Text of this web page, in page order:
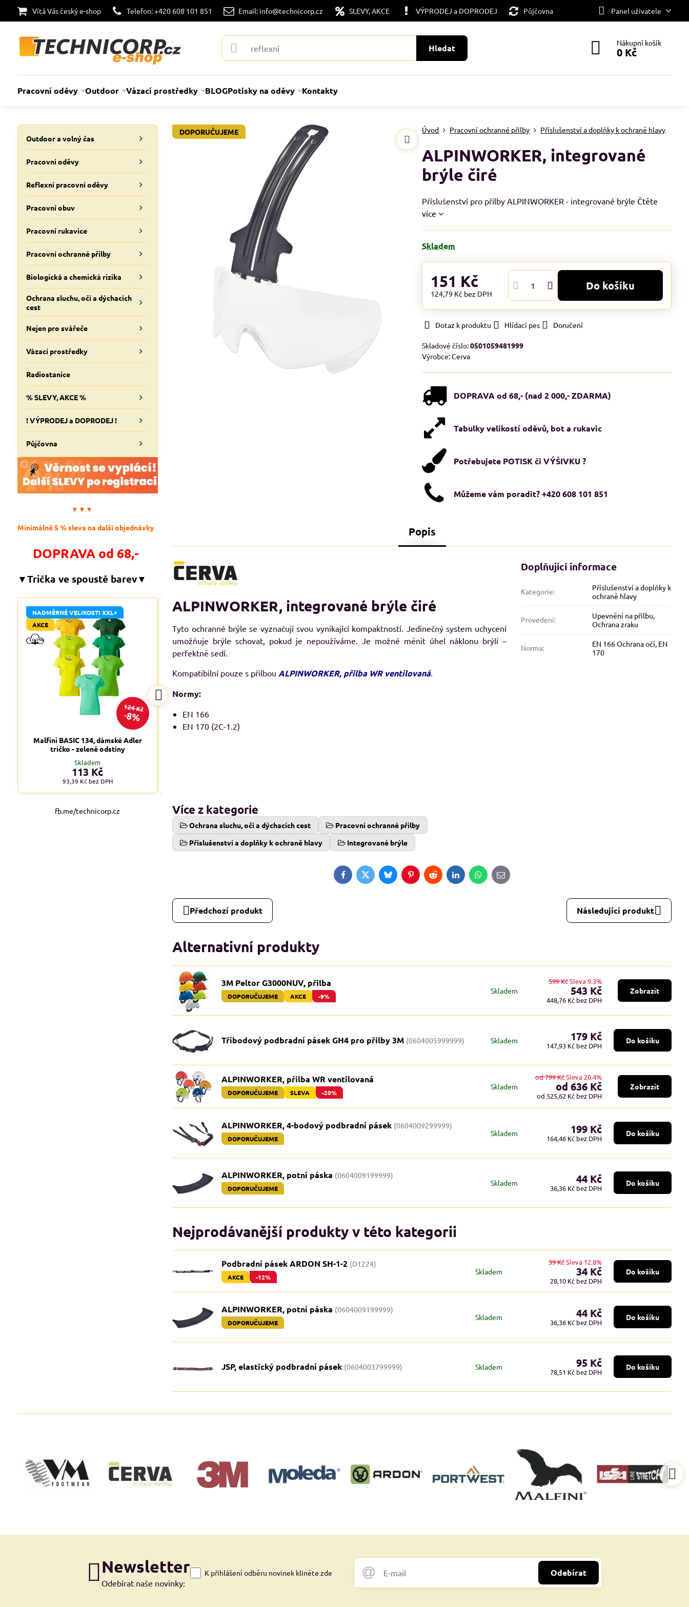
Vítá Vás český e-shop Telefon: +420 608 101 851 Email: info@technicorp.cz SLEVY, AKCE VÝPRODEJ a DOPRODEJ Půjčovna Panel uživatele
Hledat Nákupní košík
0 Kč
Pracovní oděvy Outdoor Vázací prostředky BLOGPotisky na oděvy Kontakty
DOPORUČUJEME Úvod Pracovní ochranné přilby Příslušenství a doplňky k ochraně hlavy
ALPINWORKER, integrované
brýle čiré
Příslušenství pro přilby ALPINWORKER - integrované brýle Čtěte
více
Skladem
151 Kč
124,79 Kč bez DPH
Do košíku
Dotaz k produktu Hlídací pes Doručení
Skladové číslo:0501059481999
Výrobce:Cerva
DOPRAVA od 68,- (nad 2 000,- ZDARMA)
Tabulky velikostí oděvů, bot a rukavic
Potřebujete POTISK či VÝŠIVKU ?
Můžeme vám poradit? +420 608 101 851
Popis
ALPINWORKER, integrované brýle čiré
Tyto ochranné brýle se vyznačují svou vynikající kompaktností. Jedinečný system uchycení
umožňuje brýle schovat, pokud je nepoužíváme. Je možné měnit úhel náklonu brýlí –
perfektně sedí.
Kompatibilní pouze s přilbou ALPINWORKER, přilba WR ventilovaná.
Normy:
EN 166
EN 170 (2C-1.2)
Více z kategorie
Ochrana sluchu, očí a dýchacích cest
Pracovní ochranné přilby
Příslušenství a doplňky k ochraně hlavy
Integrované brýle
Doplňující informace
Kategorie:
Příslušenství a doplňky k
ochraně hlavy
Provedení: Upevnění na přilbu,
Ochrana zraku
Norma: EN 166 Ochrana očí, EN
170
FacebookTwitterBlueskyPinterestRedditLinkedInWhatsApp
E-
mail
Předchozí produkt Následující produkt
Alternativní produkty
3M Peltor G3000NUV, přilba
DOPORUČUJEME AKCE -9%
Skladem 543 Kč
448,76 Kč bez DPH
599 KčSleva 9.3%
Zobrazit
Tříbodový podbradní pásek GH4 pro přilby 3M (0604005999999) Skladem 179 Kč
147,93 Kč bez DPH
Do košíku
ALPINWORKER, přilba WR ventilovaná
DOPORUČUJEME SLEVA -20%
Skladem od 636 Kč
od 525,62 Kč bez DPH
od 799 KčSleva 20.4%
Zobrazit
ALPINWORKER, 4-bodový podbradní pásek (0604009299999)
DOPORUČUJEME
Skladem 199 Kč
164,46 Kč bez DPH
Do košíku
ALPINWORKER, potní páska (0604009199999)
DOPORUČUJEME
Skladem 44 Kč
36,36 Kč bez DPH
Do košíku
Nejprodávanější produkty v této kategorii
Podbradní pásek ARDON SH-1-2 (D1224)
AKCE -12%
Skladem 34 Kč
28,10 Kč bez DPH
39 KčSleva 12.8%
Do košíku
ALPINWORKER, potní páska (0604009199999)
DOPORUČUJEME
Skladem 44 Kč
36,36 Kč bez DPH
Do košíku
JSP, elastický podbradní pásek (0604003799999) Skladem 95 Kč
78,51 Kč bez DPH
Do košíku
Outdoor a volný čas
Pracovní oděvy
Reflexní pracovní oděvy
Pracovní obuv
Pracovní rukavice
Pracovní ochranné přilby
Biologická a chemická rizika
Ochrana sluchu, očí a dýchacích
cest
Nejen pro svářeče
Vázací prostředky
Radiostanice
% SLEVY, AKCE %
! VÝPRODEJ a DOPRODEJ !
Půjčovna
▼▼▼
Minimálně 5 % sleva na další objednávky
DOPRAVA od 68,-
▼Trička ve spoustě barev▼
124 Kč
8%
NADMĚRNÉ VELIKOSTI XXL+
AKCE
Malfini BASIC 134, dámské Adler
tričko - zelené odstíny
Skladem
113 Kč
93,39 Kč bez DPH
NADMĚRNÉ VELIKOSTI XXL+
AKCE
NADMĚRNÉ VELIKOSTI XXL+
AKCE
NADMĚRNÉ VELIKOSTI XXL+
AKCE
fb.me/technicorp.cz
Newsletter
Odebírat naše novinky:
Odebírat
K přihlášení odběru novinek kliněte zde